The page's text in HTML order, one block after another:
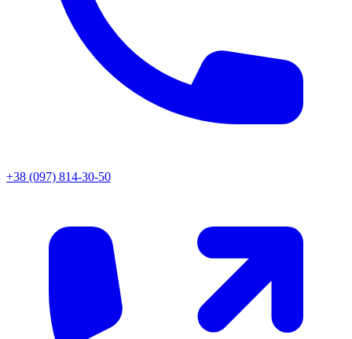
+38 (097) 814-30-50